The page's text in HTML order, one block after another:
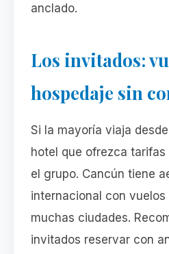
anclado.
Los invitados:
hospedaje sin
Si la mayoría viaja
hotel que ofrezca
el grupo. Cancún tiene
internacional con
muchas ciudades.
invitados reservar con